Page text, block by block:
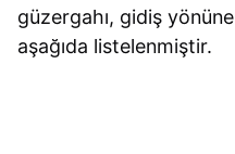
güzergahı, gidiş
aşağıda listelenmiştir.